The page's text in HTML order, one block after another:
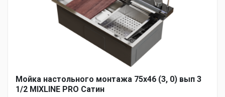
Мойка настольного монтажа 75х46 (3, 0) вып 3
1/2 MIXLINE PRO Сатин